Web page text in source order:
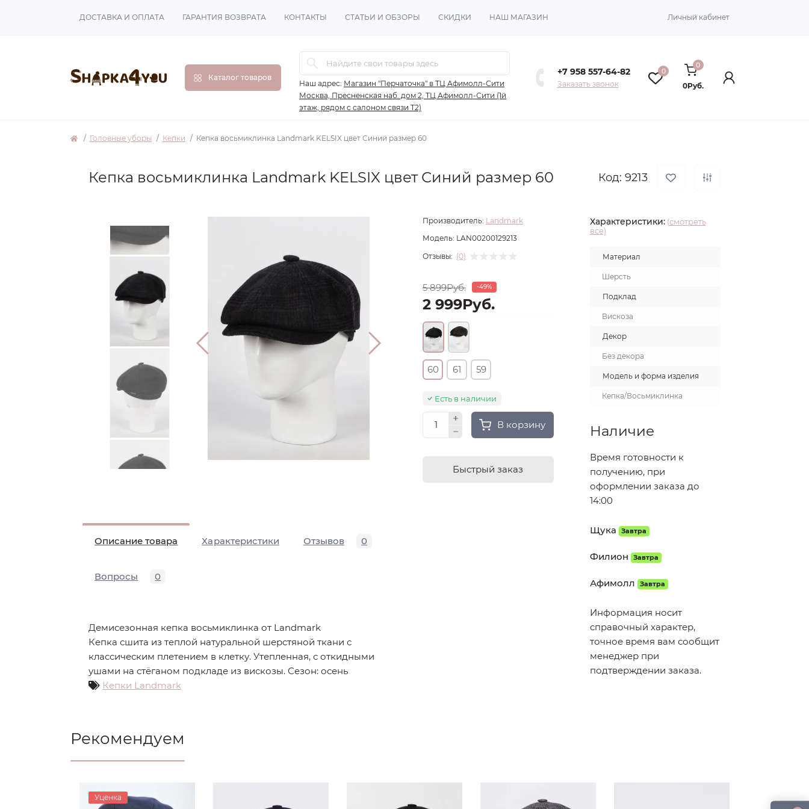
ДОСТАВКА И ОПЛАТА ГАРАНТИЯ ВОЗВРАТА КОНТАКТЫ СТАТЬИ И ОБЗОРЫ СКИДКИ НАШ МАГАЗИН Личный кабинет
Каталог товаров
Наш адрес: Магазин "Перчаточка" в ТЦ Афимолл-Сити
Москва, Пресненская наб. дом 2, ТЦ Афимолл-Сити (1й
этаж, рядом с салоном связи Т2)
+7 958 557-64-82
Заказать звонок
0
0
0Руб.
Головные уборы Кепки Кепка восьмиклинка Landmark KELSIX цвет Синий размер 60
Кепка восьмиклинка Landmark KELSIX цвет Синий размер 60 Код: 9213
Описание товара Характеристики Отзывов 0
Вопросы 0
Демисезонная кепка восьмиклинка от Landmark
Кепка сшита из теплой натуральной шерстяной ткани с
классическим плетением в клетку. Утепленная, с откидными
ушами на стёганом подкладе из вискозы. Сезон: осень
Кепки Landmark
Производитель: Landmark
Модель: LAN00200129213
Отзывы: (0)
5 899Руб. -49%
2 999Руб.
60 61 59
Есть в наличии
В корзину
Быстрый заказ
Характеристики: (смотреть
все)
Материал
Шерсть
Подклад
Вискоза
Декор
Без декора
Модель и форма изделия
Кепка/Восьмиклинка
Наличие
Время готовности к
получению, при
оформлении заказа до
14:00
Щука Завтра
Филион Завтра
Афимолл Завтра
Информация носит
справочный характер,
точное время вам сообщит
менеджер при
подтверждении заказа.
Рекомендуем
Уценка